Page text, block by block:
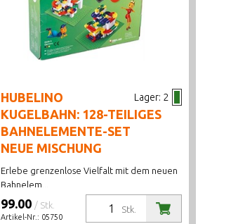
Lager: 2
HUBELINO
KUGELBAHN: 128-TEILIGES
BAHNELEMENTE-SET
NEUE MISCHUNG
Erlebe grenzenlose Vielfalt mit dem neuen
Bahnelem...
Stk.
99.00 / Stk.
Artikel-Nr.: 05750